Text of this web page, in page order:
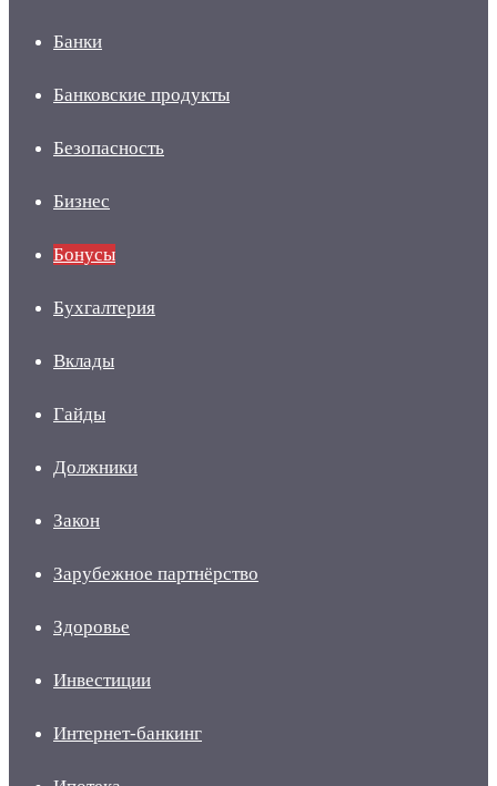
Банки
Банковские продукты
Безопасность
Бизнес
Бонусы
Бухгалтерия
Вклады
Гайды
Должники
Закон
Зарубежное партнёрство
Здоровье
Инвестиции
Интернет-банкинг